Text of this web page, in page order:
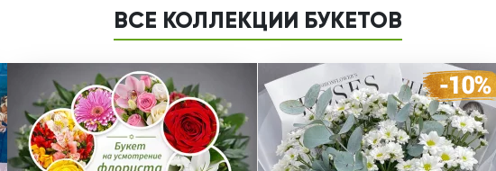
ВСЕ КОЛЛЕКЦИИ БУКЕТОВ